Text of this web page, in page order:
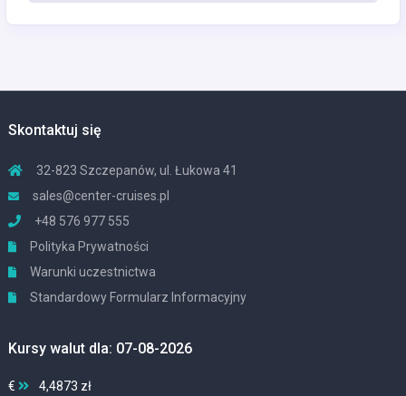
Skontaktuj się
32-823 Szczepanów, ul. Łukowa 41
sales@center-cruises.pl
+48 576 977 555
Polityka Prywatności
Warunki uczestnictwa
Standardowy Formularz Informacyjny
Kursy walut dla: 07-08-2026
€
4,4873 zł